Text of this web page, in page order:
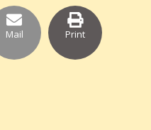
Mail Print